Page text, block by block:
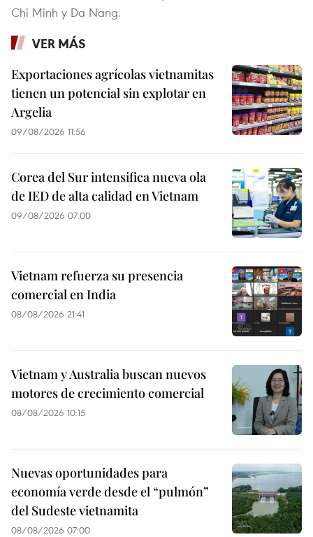
Chi Minh y Da Nang.
VER MÁS
Exportaciones agrícolas vietnamitas
tienen un potencial sin explotar en
Argelia
09/08/2026 11:56
Corea del Sur intensifica nueva ola
de IED de alta calidad en Vietnam
09/08/2026 07:00
Vietnam refuerza su presencia
comercial en India
08/08/2026 21:41
Vietnam y Australia buscan nuevos
motores de crecimiento comercial
08/08/2026 10:15
Nuevas oportunidades para
economía verde desde el “pulmón”
del Sudeste vietnamita
08/08/2026 07:00